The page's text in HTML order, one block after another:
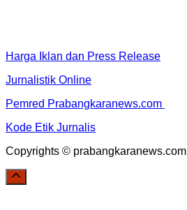
Harga Iklan dan Press Release
Jurnalistik Online
Pemred Prabangkaranews.com
Kode Etik Jurnalis
Copyrights © prabangkaranews.com